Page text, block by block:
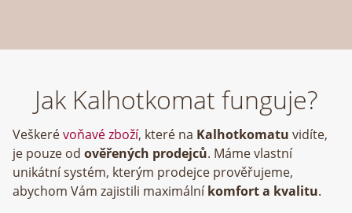
Jak Kalhotkomat funguje?
Veškerévoňavé zboží, které na Kalhotkomatu vidíte,
je pouze od ověřených prodejců. Máme vlastní
unikátní systém, kterým prodejce prověřujeme,
abychom Vám zajistili maximálníkomfort a kvalitu.